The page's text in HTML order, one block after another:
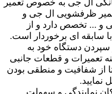
ال جی به خصوص تعمیر
ظرفشویی ال جی و
و ... تخصص دارد و از
سابقه ای برخوردار است.
سپردن دستگاه خود به
تعمیرات و قطعات جانبی
از شفافیت و منطقی بودن
نمایید.
نمایندگی و سهولت